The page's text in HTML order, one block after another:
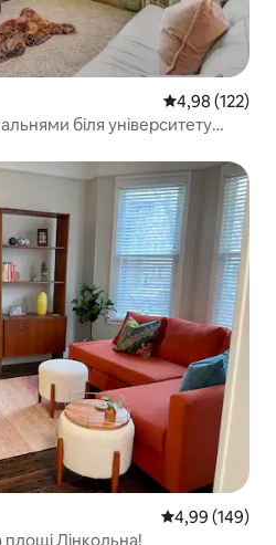
Середня
4,98 (122)
біля університету
Середня
4,99 (149)
Лінкольна!